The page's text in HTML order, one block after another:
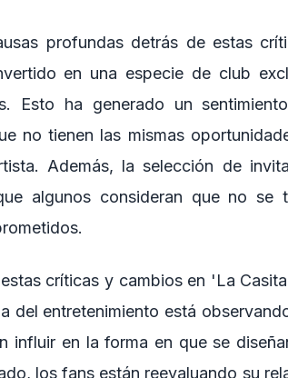
profundas detrás de estas
en una especie de club
Esto ha generado un
no tienen las mismas
Además, la selección de
algunos consideran que no
críticas y cambios en 'La
del entretenimiento está
influir en la forma en que se
los fans están reevaluando su